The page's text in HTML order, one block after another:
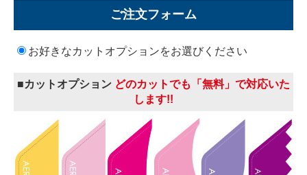
ご注文フォーム
お好きなカットオプションをお選びください
■カットオプション どのカットでも「無料」で対応いた
します!!